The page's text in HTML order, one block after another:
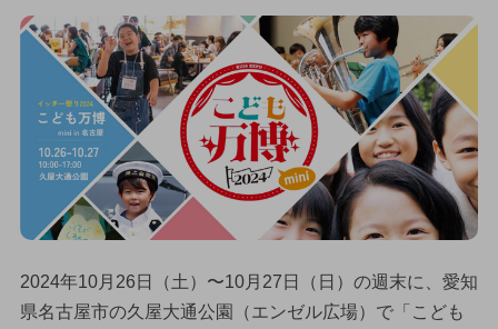
2024年10月26日（土）〜10月27日（日）の週末に、愛知
県名古屋市の久屋大通公園（エンゼル広場）で「こども